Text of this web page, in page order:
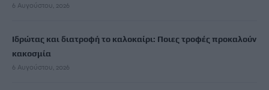
6 Αυγούστου, 2026
Ιδρώτας και διατροφή το καλοκαίρι: Ποιες τροφές προκαλούν
κακοσμία
6 Αυγούστου, 2026